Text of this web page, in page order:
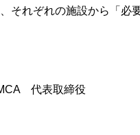
それぞれの施設から「必
代表取締役